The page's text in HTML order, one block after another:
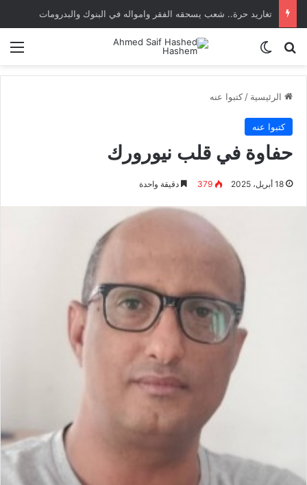
تغاريد حرة.. شعب يسحقه الفقر وامواله في البنوك والبدرومات
بحث عنالوضع المظلم
الرئيسية / كتبوا عنه
كتبوا عنه
حفاوة في قلب نيورورك
18 أبريل، 2025 379 دقيقة واحدة